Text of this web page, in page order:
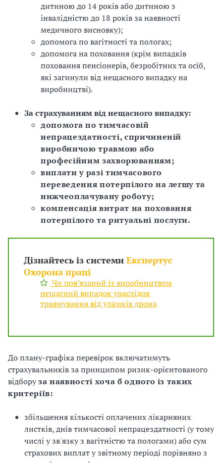
дитиною до 14 років або дитиною з
інвалідністю до 18 років за наявності
медичного висновку);
допомога по вагітності та пологах;
допомога на поховання (крім випадків
поховання пенсіонерів, безробітних та осіб,
які загинули від нещасного випадку на
виробництві).
За страхуванням від нещасного випадку:
допомога по тимчасовій
непрацездатності, спричиненій
виробничою травмою або
професійним захворюванням;
виплати у разі тимчасового
переведення потерпілого на легшу та
нижчеоплачувану роботу;
компенсація витрат на поховання
потерпілого та ритуальні послуги.
Дізнайтесь із системи Експертус
Охорона праці
Чи пов’язаний із виробництвом
нещасний випадок унаслідок
травмування від уламків дрона
До плану-графіка перевірок включатимуть
страхувальників за принципом ризик-орієнтованого
відборуза наявності хоча б одного із таких
критеріїв:
збільшення кількості оплачених лікарняних
листків, днів тимчасової непрацездатності (у тому
числі у зв'язку з вагітністю та пологами) або сум
страхових виплат у звітному періоді порівняно з